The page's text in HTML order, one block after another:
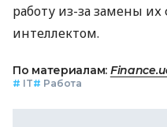
работу из-за замены
интеллектом.
По материалам:
# IT# Работа